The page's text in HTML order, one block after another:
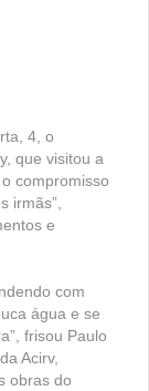
4, o
que visitou a
compromisso
irmãs”,
e
com
água e se
frisou Paulo
Acirv,
obras do